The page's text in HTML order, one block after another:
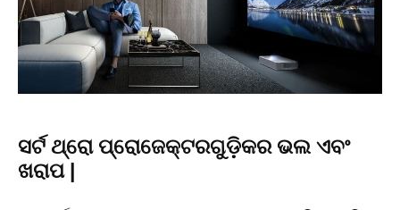
ସର୍ଟ ଥ୍ରୋ ପ୍ରୋଜେକ୍ଟରଗୁଡ଼ିକର ଭଲ ଏବଂ
ଖରାପ |